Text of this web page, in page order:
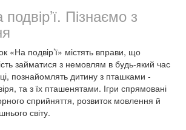
Пізнаємо з
«На подвір’ї» містять вправи, що
займатися з немовлям в будь-який час
познайомлять дитину з пташками -
та з їх пташенятами. Ігри спрямовані
сприйняття, розвиток мовлення й
світу.